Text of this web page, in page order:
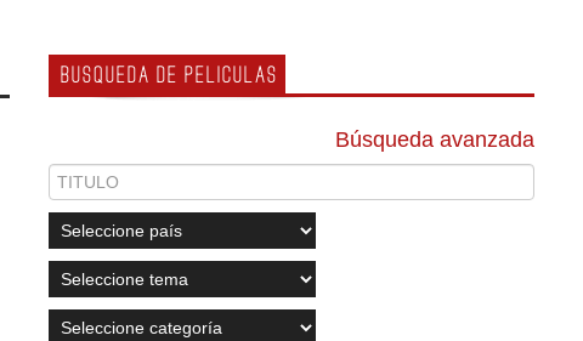
BUSQUEDA DE PELICULAS
Búsqueda avanzada